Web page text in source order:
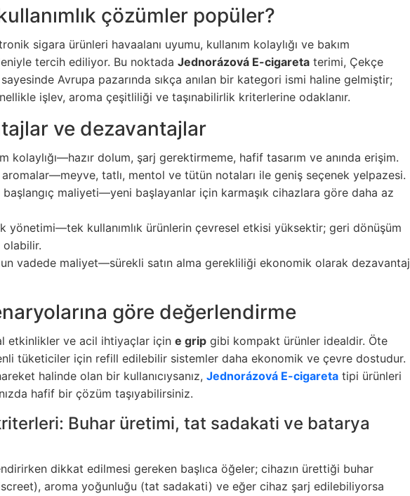
çözümler popüler?
sigara ürünleri havaalanı uyumu, kullanım kolaylığı ve bakım
tercih ediliyor. Bu noktada Jednorázová E-cigareta terimi, Çekçe
Avrupa pazarında sıkça anılan bir kategori ismi haline gelmiştir;
işlev, aroma çeşitliliği ve taşınabilirlik kriterlerine odaklanır.
ve dezavantajlar
kolaylığı—hazır dolum, şarj gerektirmeme, hafif tasarım ve anında erişim.
tatlı, mentol ve tütün notaları ile geniş seçenek yelpazesi.
başlangıç maliyeti—yeni başlayanlar için karmaşık cihazlara göre daha az
yönetimi—tek kullanımlık ürünlerin çevresel etkisi yüksektir; geri dönüşüm
olabilir.
vadede maliyet—sürekli satın alma gerekliliği ekonomik olarak dezavantaj
göre değerlendirme
etkinlikler ve acil ihtiyaçlar için e grip gibi kompakt ürünler idealdir. Öte
tüketiciler için refill edilebilir sistemler daha ekonomik ve çevre dostudur.
halinde olan bir kullanıcıysanız, Jednorázová E-cigareta tipi ürünleri
hafif bir çözüm taşıyabilirsiniz.
Buhar üretimi, tat sadakati ve batarya
dikkat edilmesi gereken başlıca öğeler; cihazın ürettiği buhar
aroma yoğunluğu (tat sadakati) ve eğer cihaz şarj edilebiliyorsa